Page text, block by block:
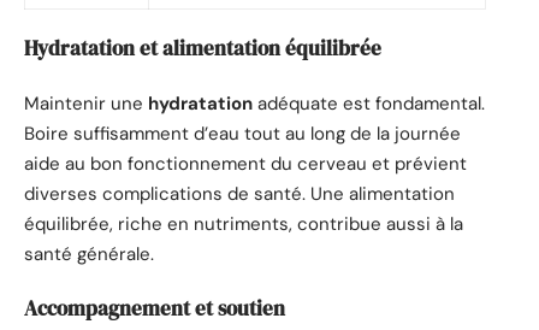
Hydratation et alimentation équilibrée
Maintenir une hydratation adéquate est fondamental.
Boire suffisamment d’eau tout au long de la journée
aide au bon fonctionnement du cerveau et prévient
diverses complications de santé. Une alimentation
équilibrée, riche en nutriments, contribue aussi à la
santé générale.
Accompagnement et soutien